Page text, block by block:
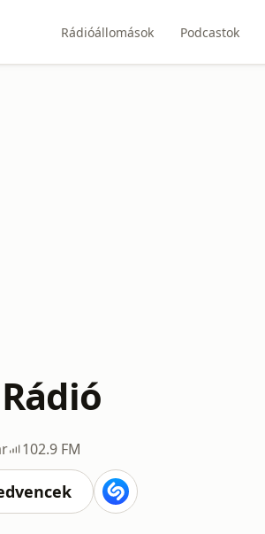
Rádióállomások Podcastok
102.9 FM